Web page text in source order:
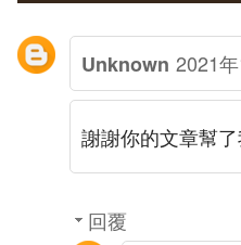
Unknown 2021
謝謝你的文章幫
回覆